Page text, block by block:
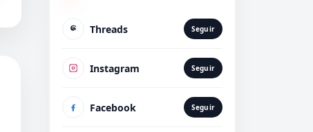
Threads Seguir
Instagram Seguir
Facebook Seguir